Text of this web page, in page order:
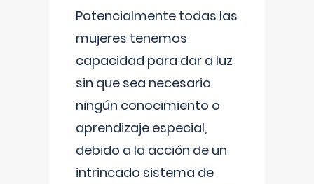
Potencialmente todas las
mujeres tenemos
capacidad para dar a luz
sin que sea necesario
ningún conocimiento o
aprendizaje especial,
debido a la acción de un
intrincado sistema de